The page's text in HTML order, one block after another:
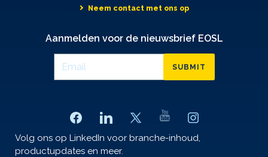
Neem contact met ons op
Aanmelden voor de nieuwsbrief EOSL
SUBMIT
Volg ons op LinkedIn voor branche-inhoud,
productupdates en meer.